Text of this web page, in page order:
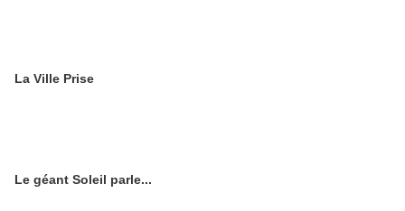
La Ville Prise
Le géant Soleil parle...